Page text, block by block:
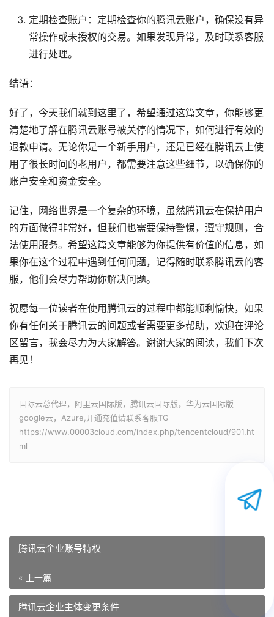
定期检查账户：定期检查你的腾讯云账户，确保没有异
常操作或未授权的交易。如果发现异常，及时联系客服
进行处理。
结语：
好了，今天我们就到这里了，希望通过这篇文章，你能够更
清楚地了解在腾讯云账号被关停的情况下，如何进行有效的
退款申请。无论你是一个新手用户，还是已经在腾讯云上使
用了很长时间的老用户，都需要注意这些细节，以确保你的
账户安全和资金安全。
记住，网络世界是一个复杂的环境，虽然腾讯云在保护用户
的方面做得非常好，但我们也需要保持警惕，遵守规则，合
法使用服务。希望这篇文章能够为你提供有价值的信息，如
果你在这个过程中遇到任何问题，记得随时联系腾讯云的客
服，他们会尽力帮助你解决问题。
祝愿每一位读者在使用腾讯云的过程中都能顺利愉快，如果
你有任何关于腾讯云的问题或者需要更多帮助，欢迎在评论
区留言，我会尽力为大家解答。谢谢大家的阅读，我们下次
再见！
国际云总代理，阿里云国际版，腾讯云国际版，华为云国际版
google云，Azure,开通充值请联系客服TG
https://www.00003cloud.com/index.php/tencentcloud/901.ht
ml
腾讯云企业账号特权
« 上一篇
腾讯云企业主体变更条件